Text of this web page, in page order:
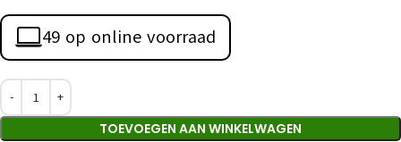
49 op online voorraad
TOEVOEGEN AAN WINKELWAGEN